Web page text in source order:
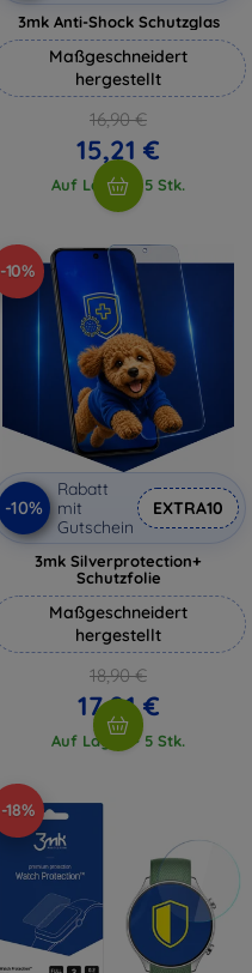
3mk Anti-Shock Schutzglas
Maßgeschneidert
hergestellt
16,90 €
15,21 €
Auf Lager > 5 Stk.
-10%
-10%
Rabatt
mit
Gutschein
EXTRA10
3mk Silverprotection+
Schutzfolie
Maßgeschneidert
hergestellt
18,90 €
17,01 €
Auf Lager > 5 Stk.
-18%